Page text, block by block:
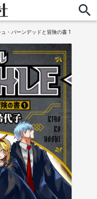
・バーンデッドと冒険の書 1